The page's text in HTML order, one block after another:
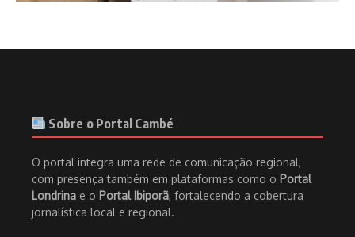
Sobre o Portal Cambé
O portal integra uma rede de comunicação regional,
com presença também em plataformas como o Portal
Londrina e o Portal Ibiporã, fortalecendo a cobertura
jornalística local e regional.